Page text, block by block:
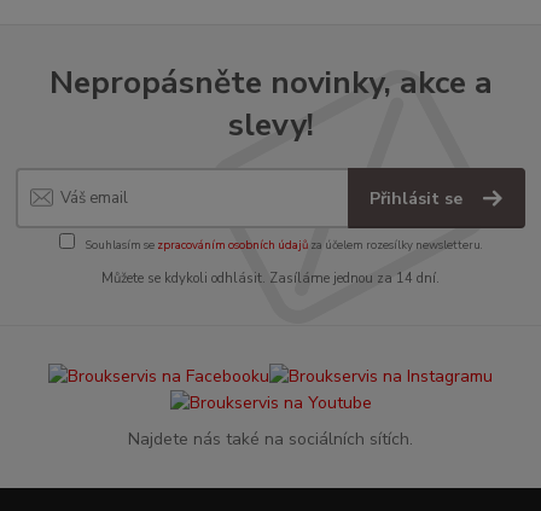
Nepropásněte novinky, akce a
slevy!
Přihlásit se
Souhlasím se zpracováním osobních údajůza účelem rozesílky newsletteru.
Můžete se kdykoli odhlásit. Zasíláme jednou za 14 dní.
Najdete nás také na sociálních sítích.